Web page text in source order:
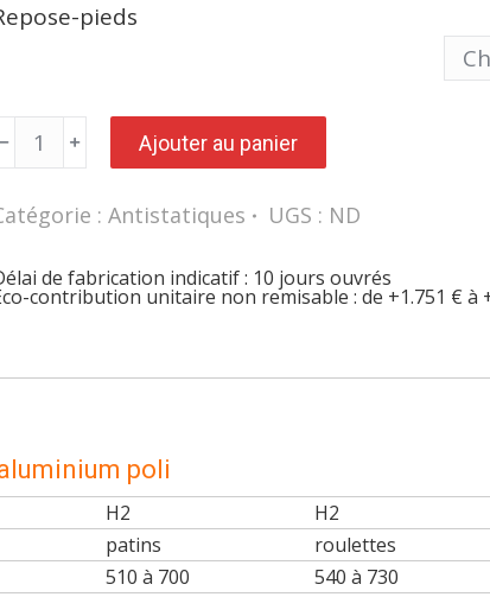
pieds
de
ATLANTA
Ajouter au panier
:Antistatiques UGS : ND
de fabrication indicatif : 10 jours ouvrés
contribution unitaire non remisable : de +1.751 € à
poli
H2 H2
patins roulettes
510 à 700 540 à 730